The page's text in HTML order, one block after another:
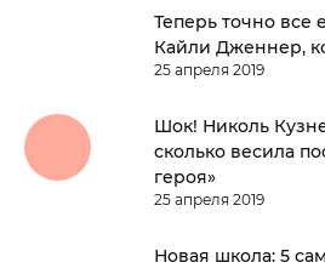
Теперь точно все
Кайли Дженнер,
25 апреля 2019
Шок! Николь
сколько весила
героя»
25 апреля 2019
Новая школа: 5